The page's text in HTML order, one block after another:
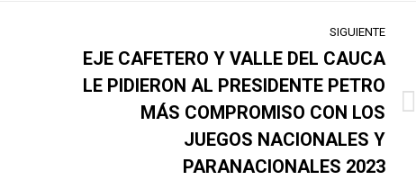
SIGUIENTE
Publicación
EJE CAFETERO Y VALLE DEL CAUCA
LE PIDIERON AL PRESIDENTE PETRO
MÁS COMPROMISO CON LOS
JUEGOS NACIONALES Y
PARANACIONALES 2023